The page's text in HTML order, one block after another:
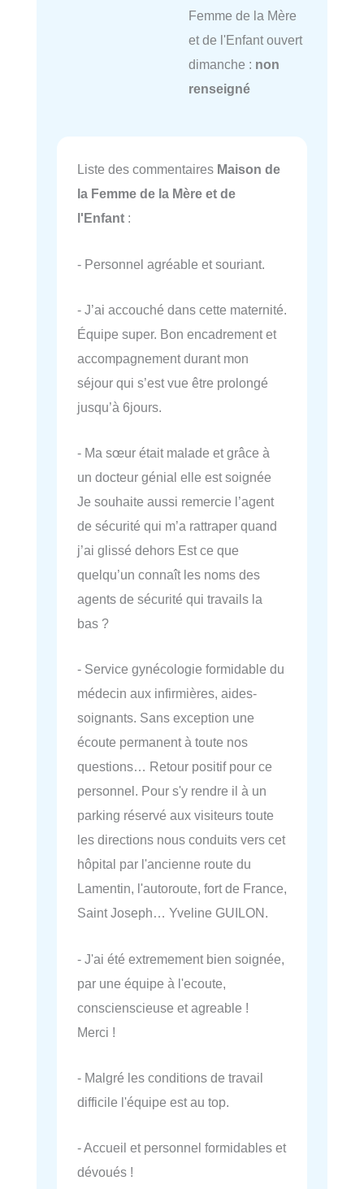
Femme de la Mère
et de l'Enfant ouvert
dimanche : non
renseigné
Liste des commentaires Maison de
la Femme de la Mère et de
l'Enfant :
- Personnel agréable et souriant.
- J’ai accouché dans cette maternité.
Équipe super. Bon encadrement et
accompagnement durant mon
séjour qui s’est vue être prolongé
jusqu’à 6jours.
- Ma sœur était malade et grâce à
un docteur génial elle est soignée
Je souhaite aussi remercie l’agent
de sécurité qui m’a rattraper quand
j’ai glissé dehors Est ce que
quelqu’un connaît les noms des
agents de sécurité qui travails la
bas ?
- Service gynécologie formidable du
médecin aux infirmières, aides-
soignants. Sans exception une
écoute permanent à toute nos
questions… Retour positif pour ce
personnel. Pour s'y rendre il à un
parking réservé aux visiteurs toute
les directions nous conduits vers cet
hôpital par l'ancienne route du
Lamentin, l'autoroute, fort de France,
Saint Joseph… Yveline GUILON.
- J'ai été extremement bien soignée,
par une équipe à l'ecoute,
conscienscieuse et agreable !
Merci !
- Malgré les conditions de travail
difficile l'équipe est au top.
- Accueil et personnel formidables et
dévoués !